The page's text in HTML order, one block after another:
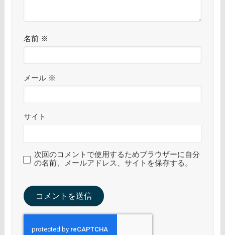
名前 ※
メール ※
サイト
次回のコメントで使用するためブラウザーに自分
の名前、メールアドレス、サイトを保存する。